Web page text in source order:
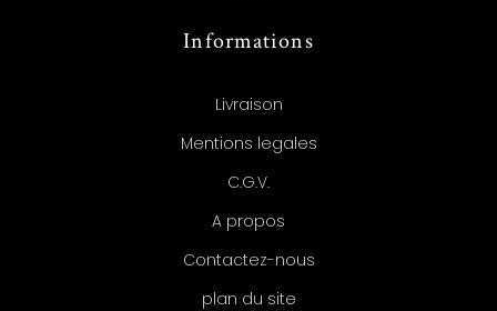
Informations
Livraison
Mentions legales
C.G.V.
A propos
Contactez-nous
plan du site